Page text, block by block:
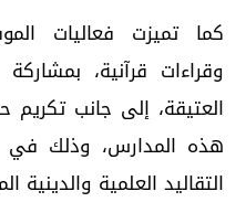
كما تميزت فعاليات
وقراءات قرآنية،
العتيقة، إلى جانب تكريم
هذه المدارس، وذلك في
التقاليد العلمية والدينية